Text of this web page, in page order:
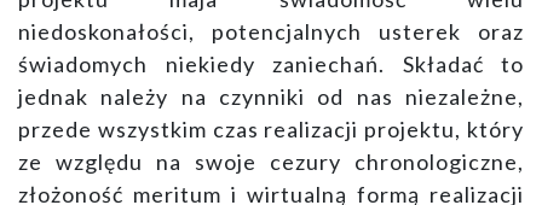
niedoskonałości, potencjalnych usterek oraz
świadomych niekiedy zaniechań. Składać to
jednak należy na czynniki od nas niezależne,
przede wszystkim czas realizacji projektu, który
ze względu na swoje cezury chronologiczne,
złożoność meritum i wirtualną formą realizacji